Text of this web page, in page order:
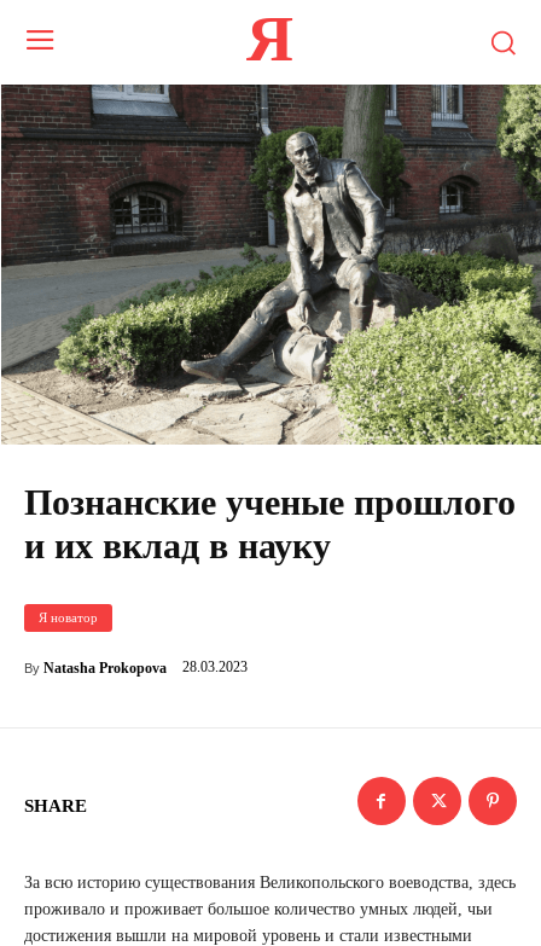
Я
Познанские ученые прошлого
и их вклад в науку
Я новатор
By Natasha Prokopova 28.03.2023
SHARE
За всю историю существования Великопольского воеводства, здесь
проживало и проживает большое количество умных людей, чьи
достижения вышли на мировой уровень и стали известными